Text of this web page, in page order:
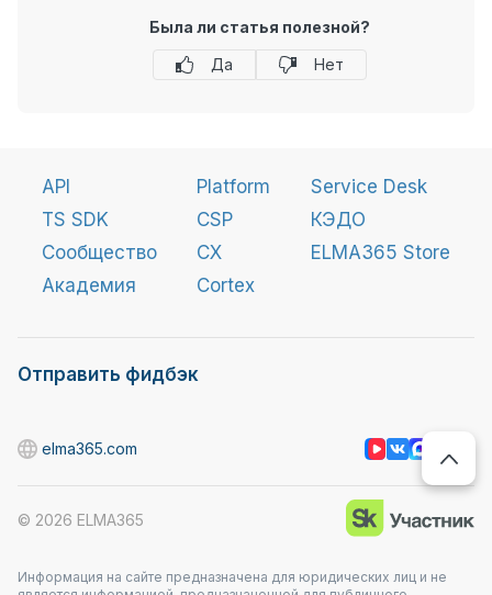
Была ли статья полезной?
Да
Нет
API
TS SDK
Сообщество
Академия
Platform
CSP
CX
Cortex
Service Desk
КЭДО
ELMA365 Store
Отправить фидбэк
Информация на сайте предназначена для юридических лиц и не
© 2026 ELMA365
elma365.com